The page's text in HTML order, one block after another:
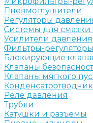
Пневмоглушители
Регуляторы
Системы для
Усилители давления
Фильтры-регуляторы
Блокирующие
Клапаны
Клапаны мягкого
Реле давления
Трубки
Катушки и разъёмы